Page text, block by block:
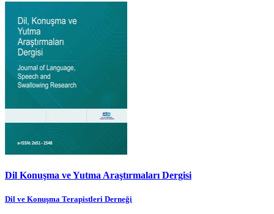
Dil Konuşma ve Yutma Araştırmaları Dergisi
Dil ve Konuşma Terapistleri Derneği